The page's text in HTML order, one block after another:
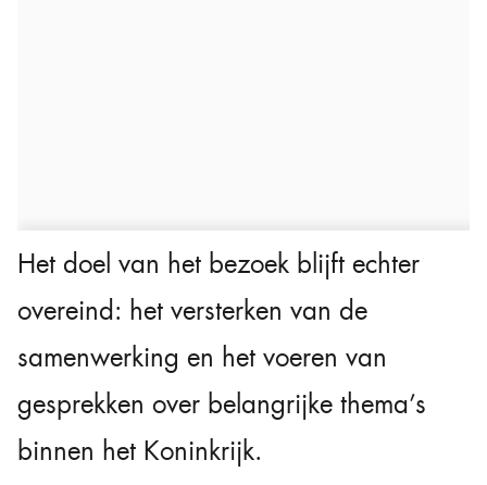
Het doel van het bezoek blijft echter
overeind: het versterken van de
samenwerking en het voeren van
gesprekken over belangrijke thema’s
binnen het Koninkrijk.